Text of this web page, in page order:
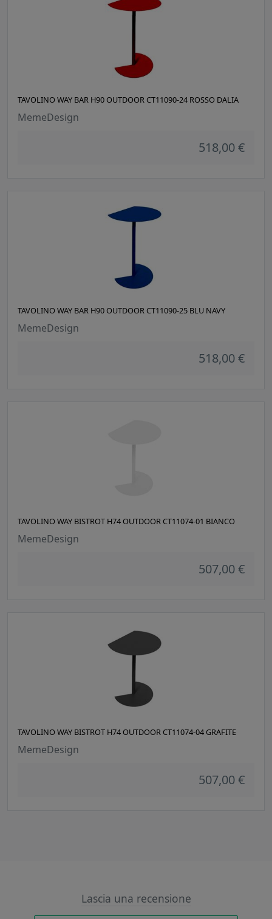
TAVOLINO WAY BAR H90 OUTDOOR CT11090-24 ROSSO DALIA
MemeDesign
518,00 €
TAVOLINO WAY BAR H90 OUTDOOR CT11090-25 BLU NAVY
MemeDesign
518,00 €
TAVOLINO WAY BISTROT H74 OUTDOOR CT11074-01 BIANCO
MemeDesign
507,00 €
TAVOLINO WAY BISTROT H74 OUTDOOR CT11074-04 GRAFITE
MemeDesign
507,00 €
Lascia una recensione